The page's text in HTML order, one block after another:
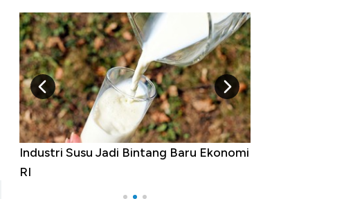
5 Raja Ekonomi Indonesia: Maaf, Gak
Ada Jawa!